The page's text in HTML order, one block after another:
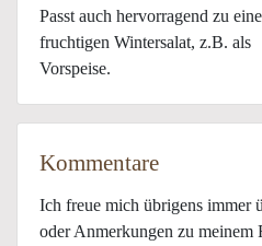
Passt auch hervorragend zu
fruchtigen Wintersalat, z.B. als
Vorspeise.
Kommentare
Ich freue mich übrigens immer
oder Anmerkungen zu meinem